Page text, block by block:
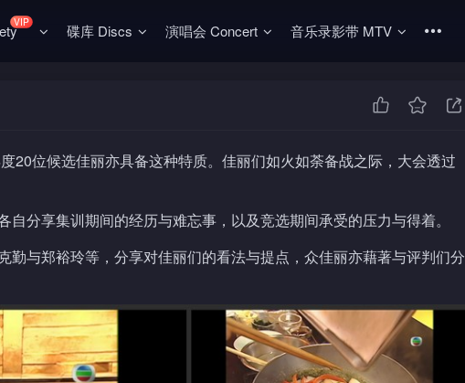
VIP 碟库 Discs 演唱会 Concert 音乐录影带 MTV
20位候选佳丽亦具备这种特质。佳丽们如火如荼备战之际，大会透过
分享集训期间的经历与难忘事，以及竞选期间承受的压力与得着。
与郑裕玲等，分享对佳丽们的看法与提点，众佳丽亦藉著与评判们分